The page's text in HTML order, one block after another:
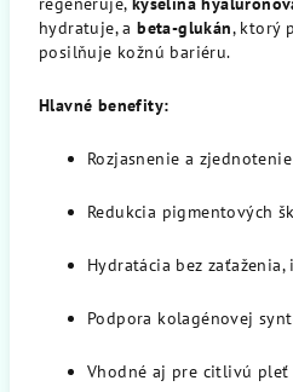
hydratuje, abeta-glukán, ktorý
posilňuje kožnú bariéru.
Hlavné benefity:
Rozjasnenie a
Redukcia pigmentových
Hydratácia bez
Podpora kolagénovej
Vhodné aj pre citlivú pleť